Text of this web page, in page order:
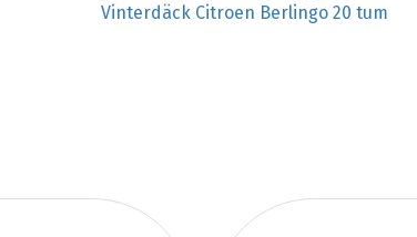
Vinterdäck Citroen Berlingo 20 tum